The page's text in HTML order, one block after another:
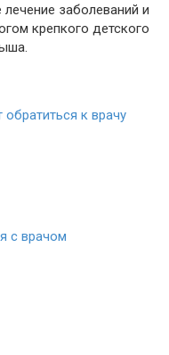
заболеваний и
крепкого детского
обратиться к врачу
с врачом